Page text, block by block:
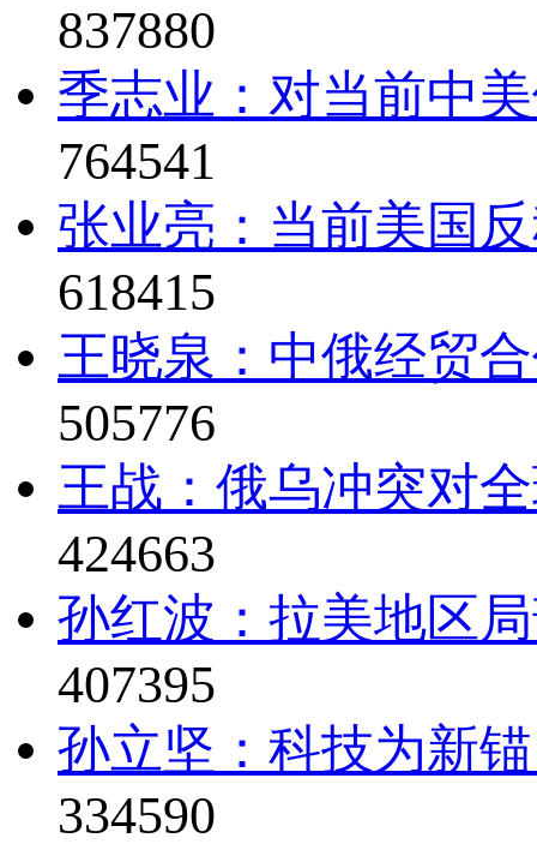
837880
季志业：对当前中
764541
张业亮：当前美国
618415
王晓泉：中俄经贸
505776
王战：俄乌冲突对
424663
孙红波：拉美地区
407395
孙立坚：科技为新
334590